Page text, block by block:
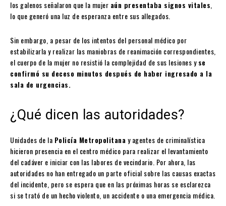
los galenos señalaron que la mujer aún presentaba signos vitales,
lo que generó una luz de esperanza entre sus allegados.
Sin embargo, a pesar de los intentos del personal médico por
estabilizarla y realizar las maniobras de reanimación correspondientes,
el cuerpo de la mujer no resistió la complejidad de sus lesiones yse
confirmó su deceso minutos después de haber ingresado a la
sala de urgencias.
¿Qué dicen las autoridades?
Unidades de la Policía Metropolitanay agentes de criminalística
hicieron presencia en el centro médico para realizar el levantamiento
del cadáver e iniciar con las labores de vecindario. Por ahora, las
autoridades no han entregado un parte oficial sobre las causas exactas
del incidente, pero se espera que en las próximas horas se esclarezca
si se trató de un hecho violento, un accidente o una emergencia médica.